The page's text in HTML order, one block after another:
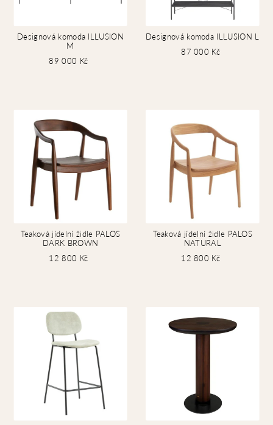
Designová komoda ILLUSION
M
89 000 Kč
Designová komoda ILLUSION L
87 000 Kč
Teaková jídelní židle PALOS
DARK BROWN
12 800 Kč
Teaková jídelní židle PALOS
NATURAL
12 800 Kč